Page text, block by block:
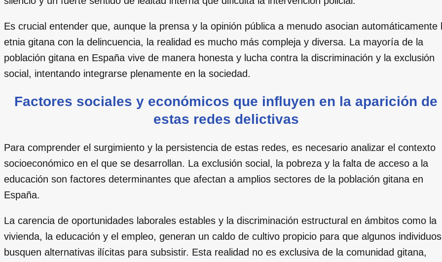
Es crucial entender que, aunque la prensa y la opinión pública a menudo asocian automáticamente
etnia gitana con la delincuencia, la realidad es mucho más compleja y diversa. La mayoría de la
población gitana en España vive de manera honesta y lucha contra la discriminación y la exclusión
social, intentando integrarse plenamente en la sociedad.
Factores sociales y económicos que influyen en la aparición de
estas redes delictivas
Para comprender el surgimiento y la persistencia de estas redes, es necesario analizar el contexto
socioeconómico en el que se desarrollan. La exclusión social, la pobreza y la falta de acceso a la
educación son factores determinantes que afectan a amplios sectores de la población gitana en
España.
La carencia de oportunidades laborales estables y la discriminación estructural en ámbitos como la
vivienda, la educación y el empleo, generan un caldo de cultivo propicio para que algunos individuos
busquen alternativas ilícitas para subsistir. Esta realidad no es exclusiva de la comunidad gitana,